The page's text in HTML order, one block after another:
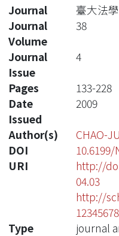
Journal
臺大法
Journal
Volume
38
Journal
Issue
4
Pages
133-228
Date
Issued
2009
Author(s)
CHAO-
DOI
10.6199/
URI
http://
04.03
http://
Type
journal